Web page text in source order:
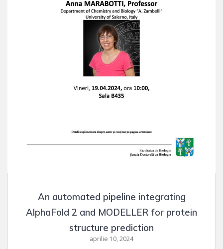
An automated pipeline integrating
AlphaFold 2 and MODELLER for protein
structure prediction
aprilie 10, 2024